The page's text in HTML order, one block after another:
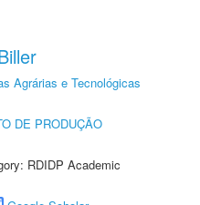
Agrárias e Tecnológicas
DE PRODUÇÃO
RDIDP Academic